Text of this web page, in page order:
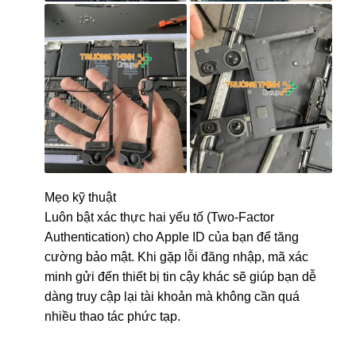
Mẹo kỹ thuật
Luôn bật xác thực hai yếu tố (Two-Factor
Authentication) cho Apple ID của bạn để tăng
cường bảo mật. Khi gặp lỗi đăng nhập, mã xác
minh gửi đến thiết bị tin cậy khác sẽ giúp bạn dễ
dàng truy cập lại tài khoản mà không cần quá
nhiều thao tác phức tạp.